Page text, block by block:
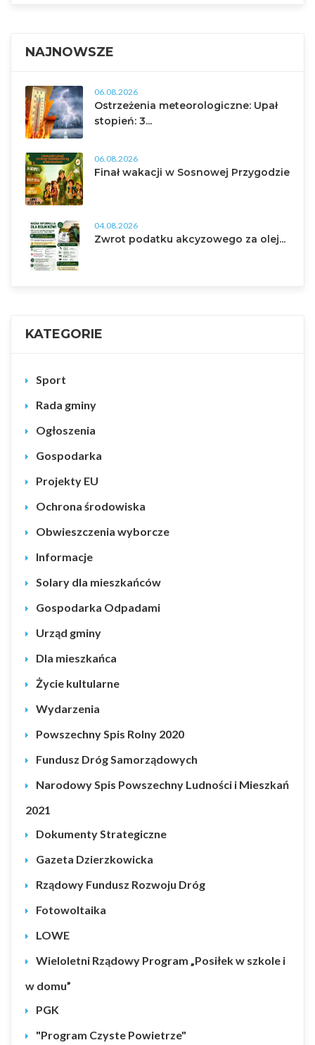
NAJNOWSZE
06.08.2026
Ostrzeżenia meteorologiczne: Upał
stopień: 3...
06.08.2026
Finał wakacji w Sosnowej Przygodzie
04.08.2026
Zwrot podatku akcyzowego za olej...
KATEGORIE
Sport
Rada gminy
Ogłoszenia
Gospodarka
Projekty EU
Ochrona środowiska
Obwieszczenia wyborcze
Informacje
Solary dla mieszkańców
Gospodarka Odpadami
Urząd gminy
Dla mieszkańca
Życie kultularne
Wydarzenia
Powszechny Spis Rolny 2020
Fundusz Dróg Samorządowych
Narodowy Spis Powszechny Ludności i Mieszkań
2021
Dokumenty Strategiczne
Gazeta Dzierzkowicka
Rządowy Fundusz Rozwoju Dróg
Fotowoltaika
LOWE
Wieloletni Rządowy Program „Posiłek w szkole i
w domu”
PGK
"Program Czyste Powietrze"